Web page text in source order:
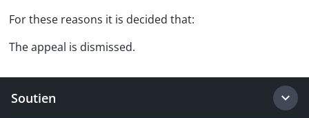
For these reasons it is decided that:
The appeal is dismissed.
Soutien